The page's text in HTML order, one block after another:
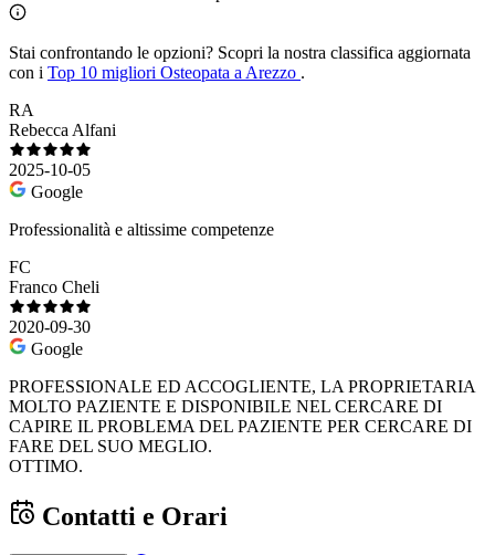
Stai confrontando le opzioni? Scopri la nostra classifica aggiornata
con i Top 10 migliori Osteopata a Arezzo .
RA
Rebecca Alfani
2025-10-05
Google
Professionalità e altissime competenze
FC
Franco Cheli
2020-09-30
Google
PROFESSIONALE ED ACCOGLIENTE, LA PROPRIETARIA
MOLTO PAZIENTE E DISPONIBILE NEL CERCARE DI
CAPIRE IL PROBLEMA DEL PAZIENTE PER CERCARE DI
FARE DEL SUO MEGLIO.
OTTIMO.
Contatti e Orari